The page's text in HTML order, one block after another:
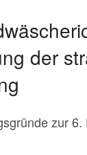
der
zur 6.